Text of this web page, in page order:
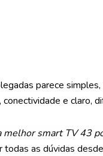
parece
e claro,
melhor smart TV 43
todas as dúvidas